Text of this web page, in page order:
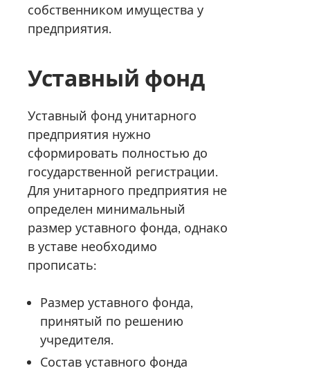
собственником имущества у
предприятия.
Уставный фонд
Уставный фонд унитарного
предприятия нужно
сформировать полностью до
государственной регистрации.
Для унитарного предприятия не
определен минимальный
размер уставного фонда, однако
в уставе необходимо
прописать:
Размер уставного фонда,
принятый по решению
учредителя.
Состав уставного фонда